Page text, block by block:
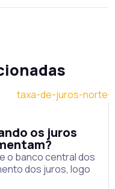
os juros
o banco central dos
dos juros, logo